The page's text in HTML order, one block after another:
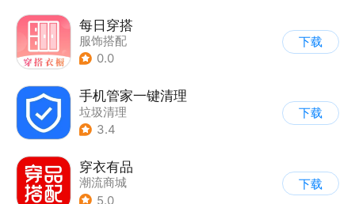
每日穿搭
服饰搭配
0.0
下载
手机管家一键清理
垃圾清理
3.4
下载
穿衣有品
潮流商城
5.0
下载